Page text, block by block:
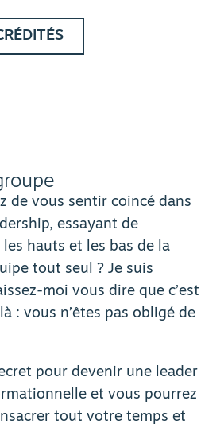
de vous sentir coincé dans
essayant de
hauts et les bas de la
tout seul ? Je suis
moi vous dire que c’est
: vous n’êtes pas obligé de
pour devenir une leader
et vous pourrez
tout votre temps et